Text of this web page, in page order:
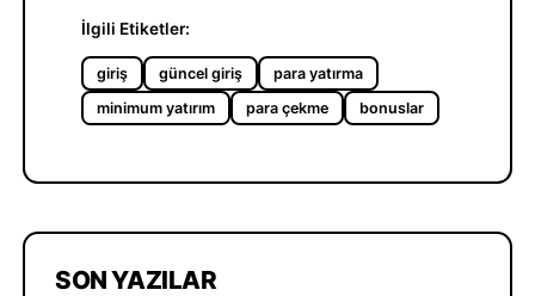
İlgili Etiketler:
giriş güncel giriş
para yatırma
minimum yatırım
para çekme bonuslar
SON YAZILAR